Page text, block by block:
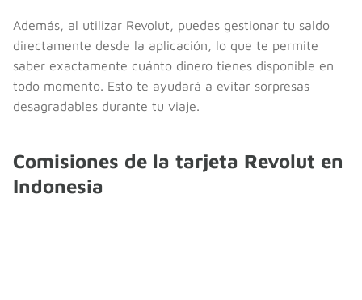
Además, al utilizar Revolut, puedes gestionar tu saldo
directamente desde la aplicación, lo que te permite
saber exactamente cuánto dinero tienes disponible en
todo momento. Esto te ayudará a evitar sorpresas
desagradables durante tu viaje.
Comisiones de la tarjeta Revolut en
Indonesia